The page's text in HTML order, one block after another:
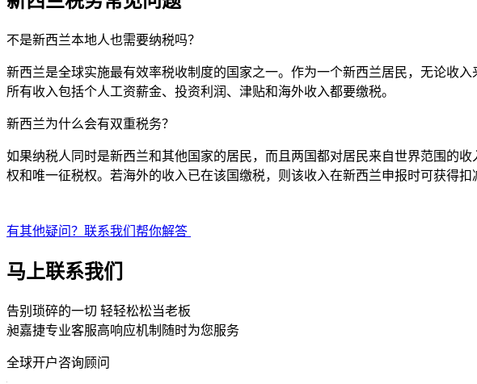
不是新西兰本地人也需要纳税吗？
新西兰是全球实施最有效率税收制度的国家之一。作为一个新西兰居民，无论收
所有收入包括个人工资薪金、投资利润、津贴和海外收入都要缴税。
新西兰为什么会有双重税务？
如果纳税人同时是新西兰和其他国家的居民，而且两国都对居民来自世界范围的
权和唯一征税权。若海外的收入已在该国缴税，则该收入在新西兰申报时可获得
有其他疑问？联系我们帮你解答
马上联系我们
告别琐碎的一切 轻轻松松当老板
昶嘉捷专业客服高响应机制随时为您服务
全球开户咨询顾问